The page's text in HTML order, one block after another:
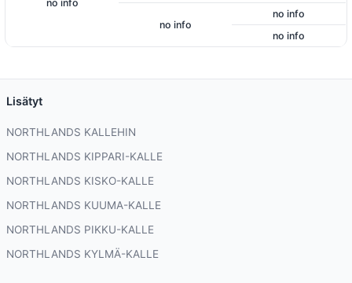
no info
no info
no info
no info
Lisätyt
NORTHLANDS KALLEHIN
NORTHLANDS KIPPARI-KALLE
NORTHLANDS KISKO-KALLE
NORTHLANDS KUUMA-KALLE
NORTHLANDS PIKKU-KALLE
NORTHLANDS KYLMÄ-KALLE